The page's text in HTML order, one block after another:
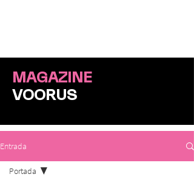
MAGAZINE
VOORUS
Entrada
Portada